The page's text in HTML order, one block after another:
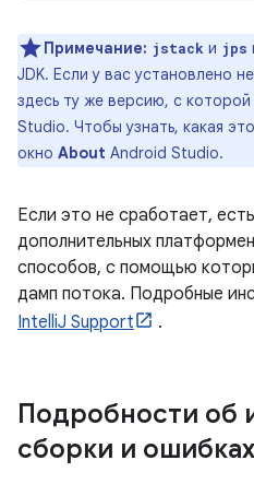
Примечание: jstack и jps
JDK. Если у вас установлено
здесь ту же версию, с
Studio. Чтобы узнать, какая
окно About Android Studio.
Если это не сработает,
дополнительных
способов, с помощью
дамп потока. Подробные
IntelliJ Support
.
Подробности об
сборки и